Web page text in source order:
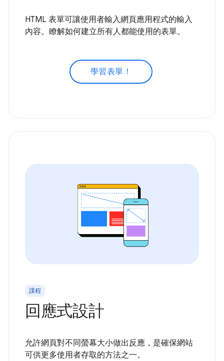
HTML 表單可讓使用者輸入網頁應用程式的輸入
內容。瞭解如何建立所有人都能使用的表單。
學習表單！
課程
回應式設計
允許網頁對不同螢幕大小做出反應，是確保網站
可供更多使用者存取的方法之一。